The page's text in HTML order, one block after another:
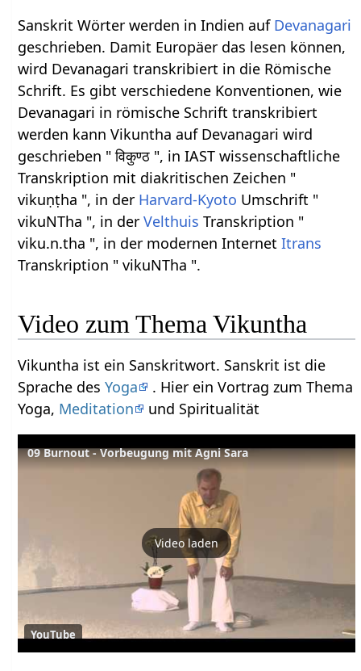
Sanskrit Wörter werden in Indien auf Devanagari
geschrieben. Damit Europäer das lesen können,
wird Devanagari transkribiert in die Römische
Schrift. Es gibt verschiedene Konventionen, wie
Devanagari in römische Schrift transkribiert
werden kann Vikuntha auf Devanagari wird
geschrieben " विकुण्ठ ", in IAST wissenschaftliche
Transkription mit diakritischen Zeichen "
vikuṇṭha ", in der Harvard-Kyoto Umschrift "
vikuNTha ", in derVelthuis Transkription "
viku.n.tha ", in der modernen InternetItrans
Transkription " vikuNTha ".
Video zum Thema Vikuntha
Vikuntha ist ein Sanskritwort. Sanskrit ist die
Sprache desYoga
. Hier ein Vortrag zum Thema
Yoga, Meditation und Spiritualität
09 Burnout - Vorbeugung mit Agni Sara
Video laden
YouTube